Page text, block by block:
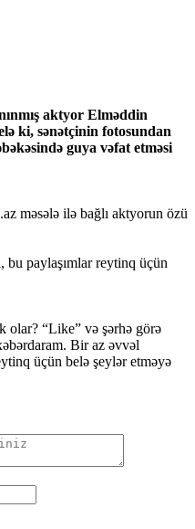
aktyor Elməddin
ki, sənətçinin fotosundan
guya vəfat etməsi
məsələ ilə bağlı aktyorun özü
bu paylaşımlar reytinq üçün
olar? “Like” və şərhə görə
Bir az əvvəl
üçün belə şeylər etməyə